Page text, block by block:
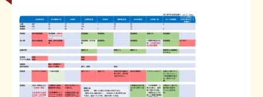
【国の、本当の】財源チラシ／旧・財源研究室
シン財源はあなたです／合同誌／旧・サブカル分室
マネクリ戦士 RED & BLACK
旧・財源研究室について
チラシ発行部数
会計報告
旧・財研出版について
会計報告